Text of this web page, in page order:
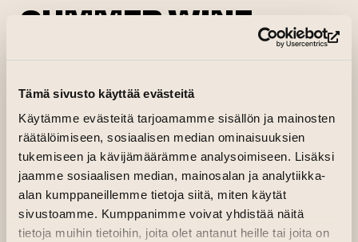
Tämä sivusto käyttää evästeitä
Käytämme evästeitä tarjoamamme sisällön ja mainosten
räätälöimiseen, sosiaalisen median ominaisuuksien
tukemiseen ja kävijämäärämme analysoimiseen. Lisäksi
jaamme sosiaalisen median, mainosalan ja analytiikka-
alan kumppaneillemme tietoja siitä, miten käytät
sivustoamme. Kumppanimme voivat yhdistää näitä
tietoja muihin tietoihin, joita olet antanut heille tai joita on
SUMMER WINE
TASTINGS: THE
MEDITERRANEAN
21.05.2026 kl. 18.00—19.00
Art House Turku Makasiini buildings
Organiser:Tipsy Toasty
Reservations can be made by email at:
info@tipsytoasty.fi